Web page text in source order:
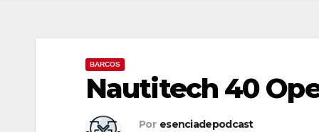
BARCOS
Nautitech 40
Por esenciadepodcast